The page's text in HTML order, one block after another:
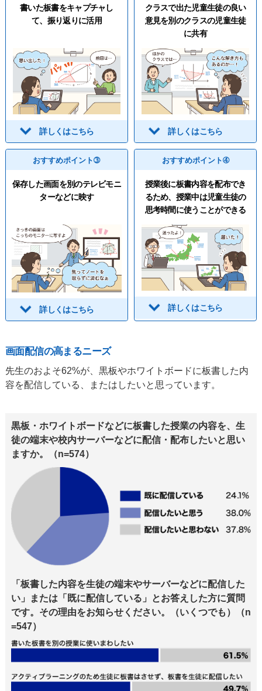
書いた板書をキャプチャし
て、振り返りに活用​
詳しくはこちら
クラスで出た児童生徒の良い
意見を別のクラスの児童生徒
に共有​
詳しくはこちら
おすすめポイント➂
​保存した画面を別のテレビモニ
ターなどに映す
詳しくはこちら
おすすめポイント➃
授業後に板書内容を配布でき
るため、授業中は児童生徒の
思考時間に使うことができる​
詳しくはこちら
画面配信の高まるニーズ
先生のおよそ62%が、黒板やホワイトボードに板書した内
容を配信している、またはしたいと思っています。
黒板・ホワイトボードなどに板書した授業の内容を、生
徒の端末や校内サーバーなどに配信・配布したいと思い
ますか。（n=574）
「板書した内容を生徒の端末やサーバーなどに配信した
い」または「既に配信している」とお答えした方に質問
です。その理由をお知らせください。（いくつでも）（n
=547）